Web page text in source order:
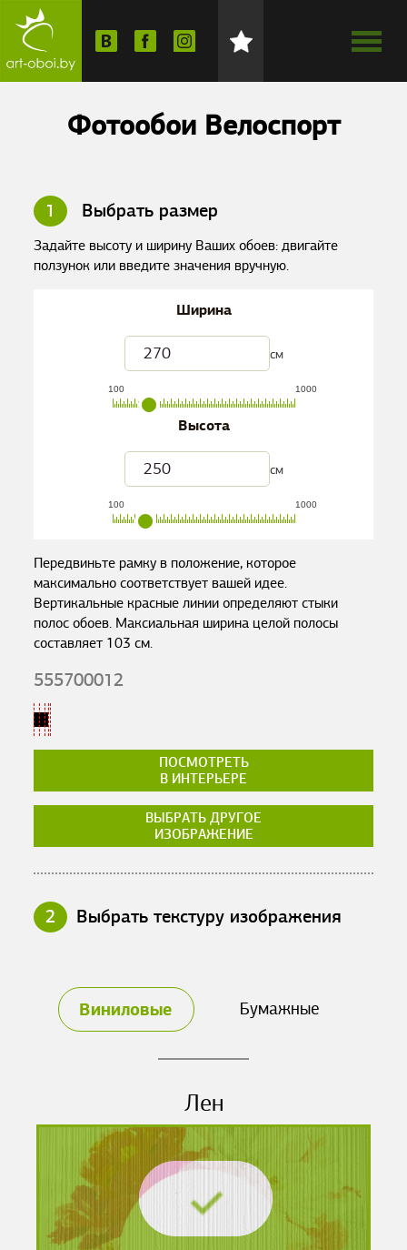
Фотообои Велоспорт
1 Выбрать размер
Задайте высоту и ширину Ваших обоев: двигайте
ползунок или введите значения вручную.
Ширина
см
100 1000
Высота
см
100 1000
Передвиньте рамку в положение, которое
максимально соответствует вашей идее.
Вертикальные красные линии определяют стыки
полос обоев. Максиальная ширина целой полосы
составляет 103 см.
555700012
ПОСМОТРЕТЬ
В ИНТЕРЬЕРЕ
ВЫБРАТЬ ДРУГОЕ
ИЗОБРАЖЕНИЕ
2 Выбрать текстуру изображения
Виниловые Бумажные
Лен